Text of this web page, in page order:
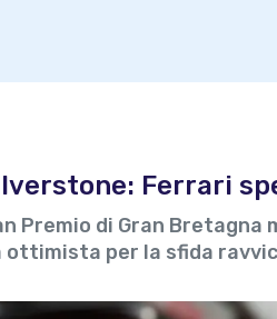
Ferrari
Premio di Gran
per la sfida